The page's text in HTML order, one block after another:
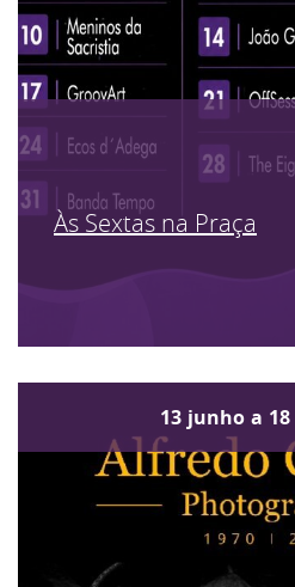
Às Sextas na Praça
13 junho a 18